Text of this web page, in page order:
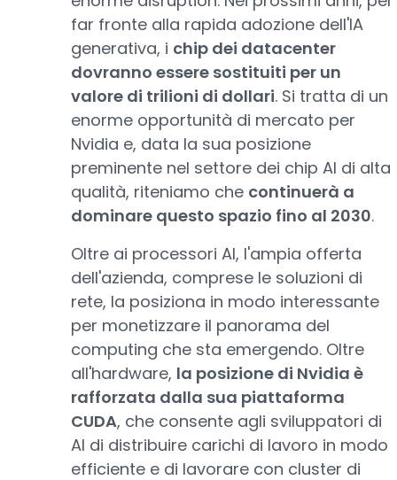
far fronte alla rapida adozione dell'IA
generativa, i chip dei datacenter
dovranno essere sostituiti per un
valore di trilioni di dollari. Si tratta di un
enorme opportunità di mercato per
Nvidia e, data la sua posizione
preminente nel settore dei chip AI di alta
qualità, riteniamo che continuerà a
dominare questo spazio fino al 2030.
Oltre ai processori AI, l'ampia offerta
dell'azienda, comprese le soluzioni di
rete, la posiziona in modo interessante
per monetizzare il panorama del
computing che sta emergendo. Oltre
all'hardware, la posizione di Nvidia è
rafforzata dalla sua piattaforma
CUDA, che consente agli sviluppatori di
AI di distribuire carichi di lavoro in modo
efficiente e di lavorare con cluster di